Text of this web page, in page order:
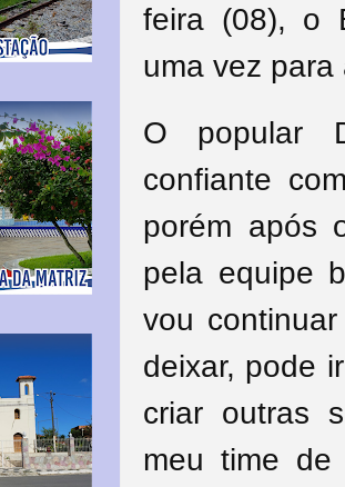
feira (08), o
uma vez
O popular
confiante
porém após
pela equipe
vou
deixar, pode
criar outras
meu time